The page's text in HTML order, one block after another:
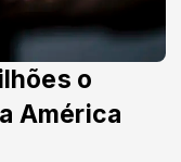
o
América